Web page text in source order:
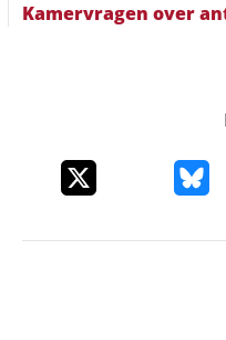
Kamervragen over
Deel dit item op X
Deel